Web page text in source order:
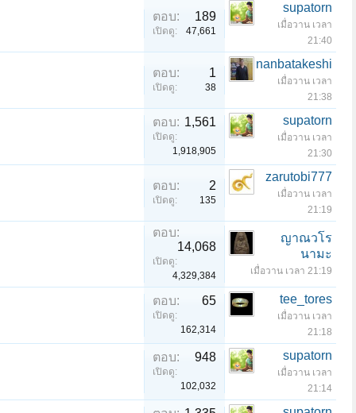
ตอบ: 189
เปิดดู: 47,661
supatorn
เมื่อวาน เวลา
21:40
ตอบ: 1
เปิดดู: 38
nanbatakeshi
เมื่อวาน เวลา
21:38
ตอบ: 1,561
เปิดดู:
1,918,905
supatorn
เมื่อวาน เวลา
21:30
ตอบ: 2
เปิดดู: 135
zarutobi777
เมื่อวาน เวลา
21:19
ตอบ:
14,068
เปิดดู:
4,329,384
ญาณวโร
นามะ
เมื่อวาน เวลา 21:19
ตอบ: 65
เปิดดู:
162,314
tee_tores
เมื่อวาน เวลา
21:18
ตอบ: 948
เปิดดู:
102,032
supatorn
เมื่อวาน เวลา
21:14